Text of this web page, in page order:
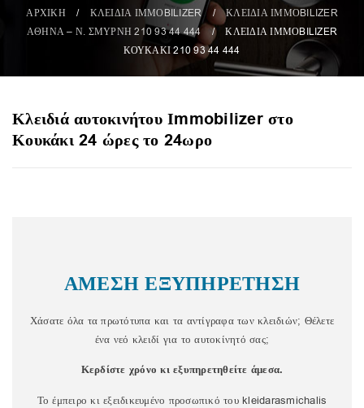
ΑΡΧΙΚΗ / ΚΛΕΙΔΙΑ ΙΜΜΟBILIZER /
ΚΛΕΙΔΙΑ ΙΜΜΟBILIZER
ΑΘΗΝΑ – Ν. ΣΜΥΡΝΗ 210 93 44 444
/
ΚΛΕΙΔΙΑ ΙΜΜΟBILIZER
ΚΟΥΚΑΚΙ 210 93 44 444
Κλειδιά αυτοκινήτου Ιmmobilizer στο
Κουκάκι 24 ώρες το 24ωρο
ΑΜΕΣΗ ΕΞΥΠΗΡΕΤΗΣΗ
Χάσατε όλα τα πρωτότυπα και τα αντίγραφα των κλειδιών; Θέλετε
ένα νεό κλειδί για το αυτοκίνητό σας;
Κερδίστε χρόνο κι εξυπηρετηθείτε άμεσα.
Το έμπειρο κι εξειδικευμένο προσωπικό του kleidarasmichalis